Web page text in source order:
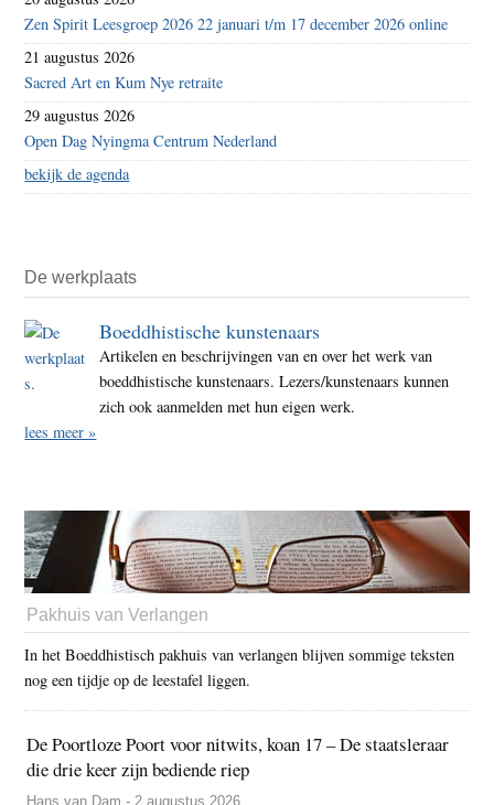
Zen Spirit Leesgroep 2026 22 januari t/m 17 december 2026 online
21 augustus 2026
Sacred Art en Kum Nye retraite
29 augustus 2026
Open Dag Nyingma Centrum Nederland
bekijk de agenda
De werkplaats
Boeddhistische kunstenaars
Artikelen en beschrijvingen van en over het werk van
boeddhistische kunstenaars. Lezers/kunstenaars kunnen
zich ook aanmelden met hun eigen werk.
lees meer »
Pakhuis van Verlangen
In het Boeddhistisch pakhuis van verlangen blijven sommige teksten
nog een tijdje op de leestafel liggen.
De Poortloze Poort voor nitwits, koan 17 – De staatsleraar
die drie keer zijn bediende riep
Hans van Dam - 2 augustus 2026